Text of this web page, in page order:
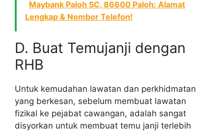
Maybank Paloh SC, 86600 Paloh: Alamat
Lengkap & Nombor Telefon!
D. Buat Temujanji dengan
RHB
Untuk kemudahan lawatan dan perkhidmatan
yang berkesan, sebelum membuat lawatan
fizikal ke pejabat cawangan, adalah sangat
disyorkan untuk membuat temu janji terlebih